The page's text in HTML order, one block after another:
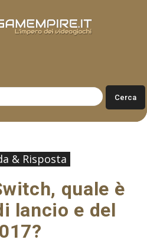
& Risposta
quale è
lancio e del